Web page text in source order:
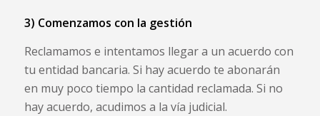
3) Comenzamos con la gestión
Reclamamos e intentamos llegar a un acuerdo con
tu entidad bancaria. Si hay acuerdo te abonarán
en muy poco tiempo la cantidad reclamada. Si no
hay acuerdo, acudimos a la vía judicial.